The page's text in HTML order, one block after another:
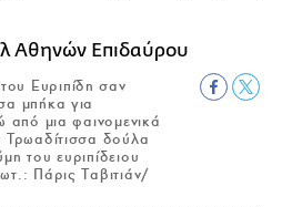
Ευριπίδη σαν
μπήκα για
από μια φαινομενικά
Τρωαδίτισσα δούλα
του ευριπίδειου
Πάρις Ταβιτιάν/